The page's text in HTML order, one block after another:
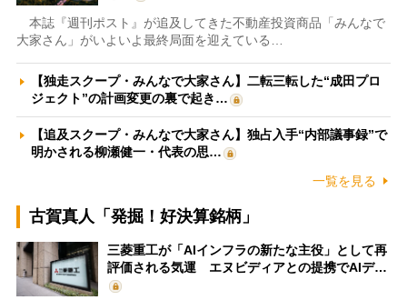
本誌『週刊ポスト』が追及してきた不動産投資商品「みんなで
大家さん」がいよいよ最終局面を迎えている…
【独走スクープ・みんなで大家さん】二転三転した“成田プロ
ジェクト”の計画変更の裏で起き…
【追及スクープ・みんなで大家さん】独占入手“内部議事録”で
明かされる柳瀬健一・代表の思…
一覧を見る
古賀真人「発掘！好決算銘柄」
三菱重工が「AIインフラの新たな主役」として再
評価される気運 エヌビディアとの提携でAIデ…